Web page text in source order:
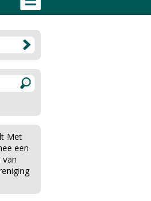
Met
een
van